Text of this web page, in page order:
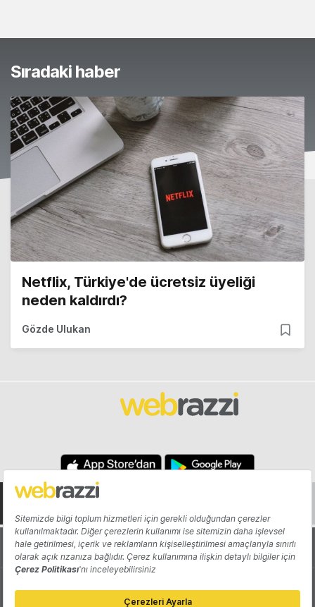
Sıradaki haber
Netflix, Türkiye'de ücretsiz üyeliği
neden kaldırdı?
Gözde Ulukan
Hakkında Yazarlar
Katkıda Bulun Reklam